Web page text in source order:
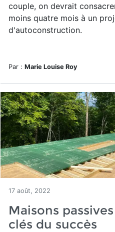
couple, on devrait
moins quatre mois à un
d'autoconstruction.
Par : Marie Louise Roy
17 août, 2022
Maisons
clés du succès